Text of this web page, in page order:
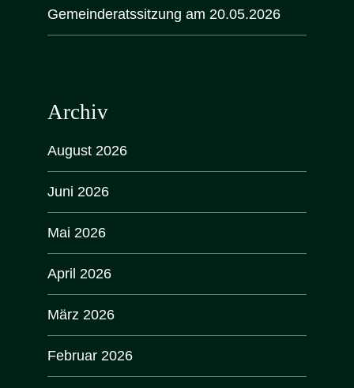
Gemeinderatssitzung am 20.05.2026
Archiv
August 2026
Juni 2026
Mai 2026
April 2026
März 2026
Februar 2026